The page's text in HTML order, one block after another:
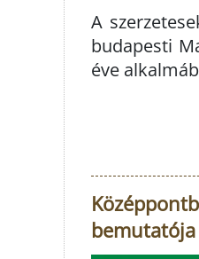
A
budapesti
éve
bemutatója